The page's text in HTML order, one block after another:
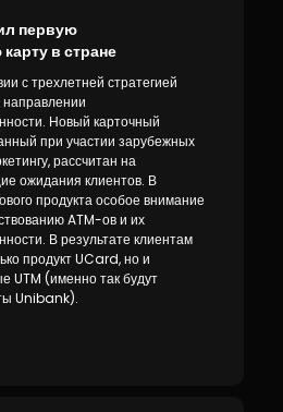
первую
в стране
с трехлетней стратегией
Новый карточный
при участии зарубежных
рассчитан на
ожидания клиентов. В
продукта особое внимание
ATM-ов и их
В результате клиентам
продукт UCard, но и
UTM (именно так будут
Unibank).